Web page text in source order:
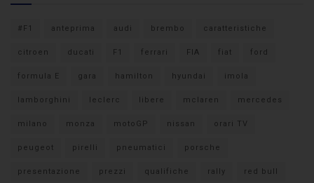
#F1 anteprima audi brembo caratteristiche
citroen ducati F1 ferrari FIA fiat ford
formula E gara hamilton hyundai imola
lamborghini leclerc libere mclaren mercedes
milano monza motoGP nissan orari TV
peugeot pirelli pneumatici porsche
presentazione prezzi qualifiche rally red bull